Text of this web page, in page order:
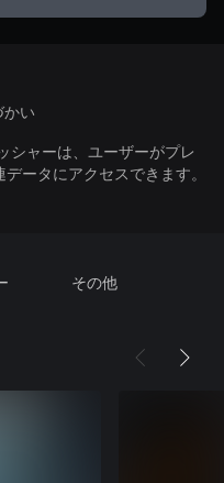
い
シャーは、ユーザーがプレ
ータにアクセスできます。
その他